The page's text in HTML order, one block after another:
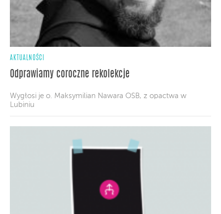
AKTUALNOŚCI
Odprawiamy coroczne rekolekcje
Wygłosi je o. Maksymilian Nawara OSB, z opactwa w
Lubiniu